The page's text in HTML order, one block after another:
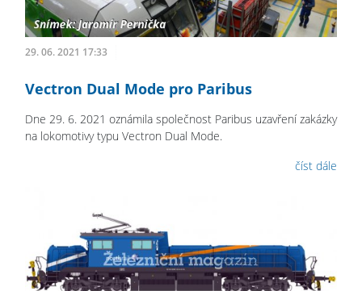
29. 06. 2021 17:33
Vectron Dual Mode pro Paribus
Dne 29. 6. 2021 oznámila společnost Paribus uzavření zakázky
na lokomotivy typu Vectron Dual Mode.
číst dále